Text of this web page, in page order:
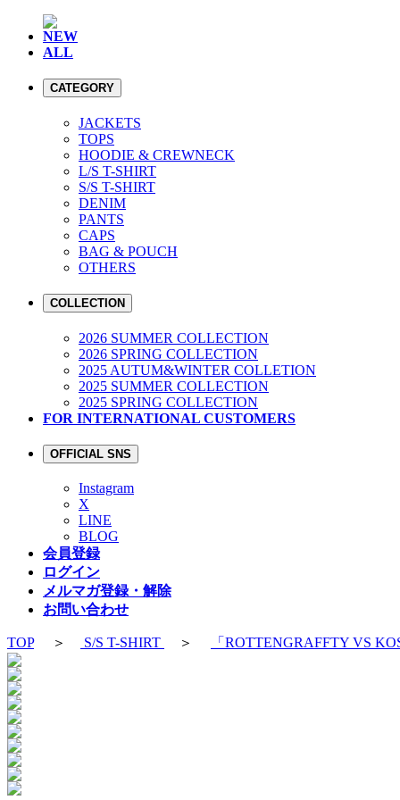
NEW
ALL
CATEGORY
JACKETS
TOPS
HOODIE & CREWNECK
L/S T-SHIRT
S/S T-SHIRT
DENIM
PANTS
CAPS
BAG & POUCH
OTHERS
COLLECTION
2026 SUMMER COLLECTION
2026 SPRING COLLECTION
2025 AUTUM&WINTER COLLETION
2025 SUMMER COLLECTION
2025 SPRING COLLECTION
FOR INTERNATIONAL CUSTOMERS
OFFICIAL SNS
Instagram
X
LINE
BLOG
会員登録
ログイン
メルマガ登録・解除
お問い合わせ
TOP＞ S/S T-SHIRT ＞ 「ROTTENGRAFFTY VS